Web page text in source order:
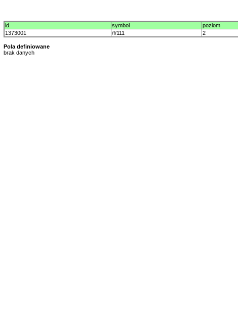
id symbol poziom
1373001
/f/111 2
Pola definiowane
brak danych